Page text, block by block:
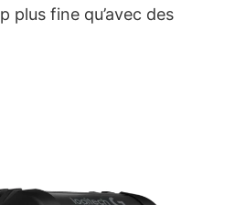
plus fine qu’avec des